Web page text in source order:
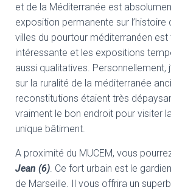
et de la Méditerranée est
exposition permanente sur l’histoire
villes du pourtour méditerranéen est
intéressante et les expositions
aussi qualitatives. Personnellement,
sur la ruralité de la méditerranée
reconstitutions étaient très
vraiment le bon endroit pour visiter
unique bâtiment.
A proximité du MUCEM, vous
Jean (6). Ce fort urbain est le
de Marseille. Il vous offrira un